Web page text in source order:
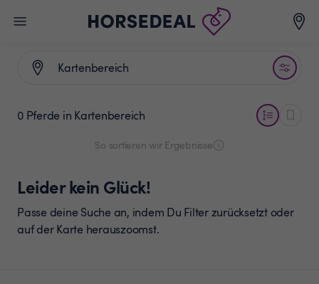
0 Pferde in Kartenbereich
So sortieren wir Ergebnisse
Leider kein Glück!
Passe deine Suche an, indem Du Filter zurücksetzt oder
auf der Karte herauszoomst.